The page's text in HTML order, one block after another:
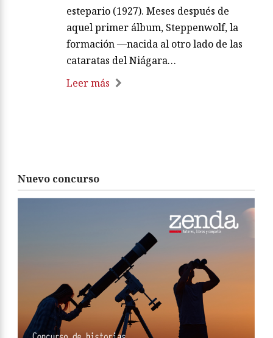
estepario (1927). Meses después de
aquel primer álbum, Steppenwolf, la
formación —nacida al otro lado de las
cataratas del Niágara…
Leer más
Nuevo concurso